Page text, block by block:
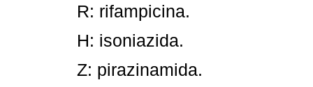
R: rifampicina.
H: isoniazida.
Z: pirazinamida.